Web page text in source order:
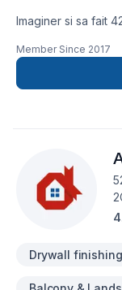
Imaginer si sa fait 42 ans que vous faite votre métier, ce qui
de notre
seulement les
autre
de joint... Pose de
Suspendu...
Member Since 2017
Drywall finishing